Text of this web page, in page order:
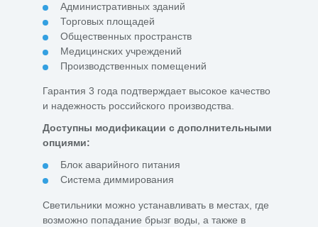
Административных зданий
Торговых площадей
Общественных пространств
Медицинских учреждений
Производственных помещений
Гарантия 3 года подтверждает высокое качество
и надежность российского производства.
Доступны модификации с дополнительными
опциями:
Блок аварийного питания
Система диммирования
Светильники можно устанавливать в местах, где
возможно попадание брызг воды, а также в